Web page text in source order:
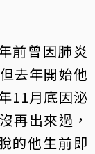
前曾因肺炎
去年開始他
11月底因泌
再出來過，
的他生前即